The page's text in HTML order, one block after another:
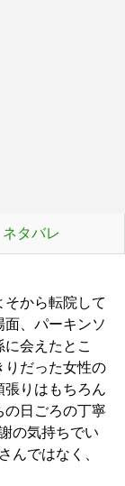
ネタバレ
から転院して
面、パーキンソ
会えたとこ
りだった女性の
張りはもちろん
の日ごろの丁寧
の気持ちでい
んではなく、